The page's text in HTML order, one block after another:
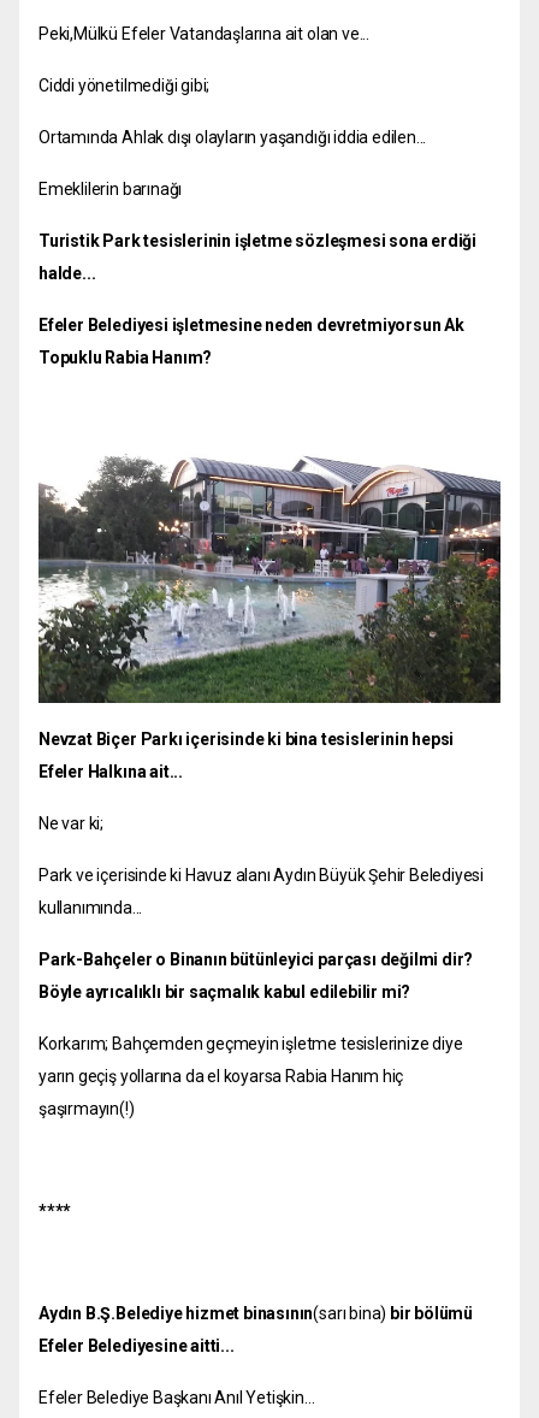
Peki,Mülkü Efeler Vatandaşlarına ait olan ve...
Ciddi yönetilmediği gibi;
Ortamında Ahlak dışı olayların yaşandığı iddia edilen...
Emeklilerin barınağı
Turistik Park tesislerinin işletme sözleşmesi sona erdiği
halde...
Efeler Belediyesi işletmesine neden devretmiyorsun Ak
Topuklu Rabia Hanım?
Nevzat Biçer Parkı içerisinde ki bina tesislerinin hepsi
Efeler Halkına ait...
Ne var ki;
Park ve içerisinde ki Havuz alanı Aydın Büyük Şehir Belediyesi
kullanımında...
Park-Bahçeler o Binanın bütünleyici parçası değilmi dir?
Böyle ayrıcalıklı bir saçmalık kabul edilebilir mi?
Korkarım; Bahçemden geçmeyin işletme tesislerinize diye
yarın geçiş yollarına da el koyarsa Rabia Hanım hiç
şaşırmayın(!)
****
Aydın B.Ş.Belediye hizmet binasının(sarı bina) bir bölümü
Efeler Belediyesine aitti...
Efeler Belediye Başkanı Anıl Yetişkin...